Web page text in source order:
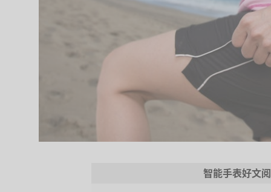
智能手表好文